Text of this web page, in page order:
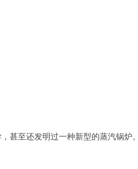
甚至还发明过一种新型的蒸汽锅炉。